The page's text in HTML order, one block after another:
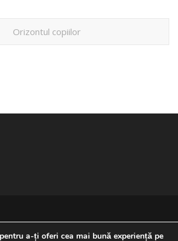
Orizontul copiilor
a-ți oferi cea mai bună experiență pe